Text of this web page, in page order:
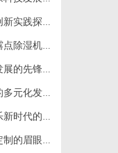
实践探索
应用与优势
先锋力量
与未来趋势
先锋力量
系女生的气质加分项